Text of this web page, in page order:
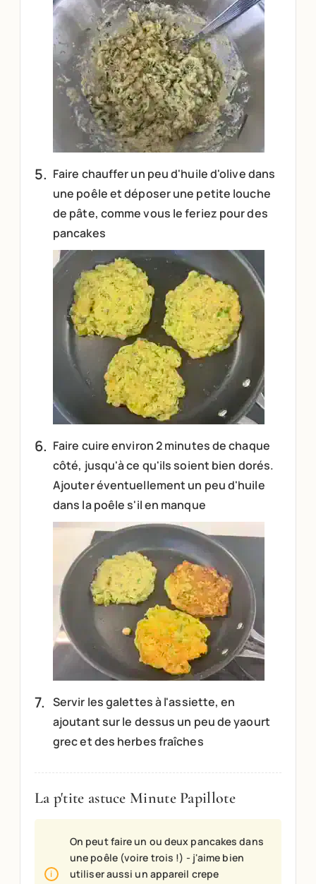
Faire chauffer un peu d'huile d'olive dans
une poêle et déposer une petite louche
de pâte, comme vous le feriez pour des
pancakes
Faire cuire environ 2 minutes de chaque
côté, jusqu'à ce qu'ils soient bien dorés.
Ajouter éventuellement un peu d'huile
dans la poêle s'il en manque
Servir les galettes à l'assiette, en
ajoutant sur le dessus un peu de yaourt
grec et des herbes fraîches
La p'tite astuce Minute Papillote
On peut faire un ou deux pancakes dans
une poêle (voire trois !) - j'aime bien
utiliser aussi un appareil crepe